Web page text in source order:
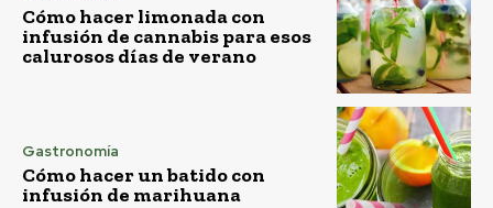
Cómo hacer limonada con
infusión de cannabis para esos
calurosos días de verano
Gastronomía
Cómo hacer un batido con
infusión de marihuana